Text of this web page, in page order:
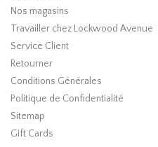
Nos magasins
Travailler chez Lockwood Avenue
Service Client
Retourner
Conditions Générales
Politique de Confidentialité
Sitemap
Gift Cards